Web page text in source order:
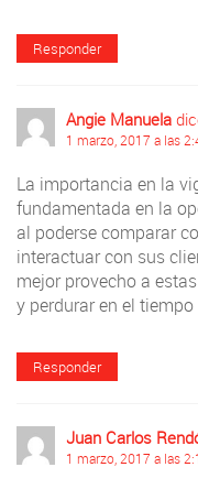
Responder
Angie Manuela
1 marzo, 2017 a las
La importancia en la
fundamentada en la
al poderse comparar
interactuar con sus
mejor provecho a
y perdurar en el tiempo
Responder
Juan Carlos
1 marzo, 2017 a las